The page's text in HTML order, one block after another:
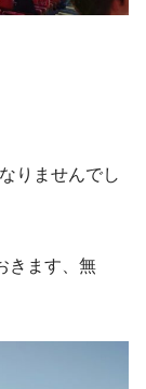
りませんでし
きます、無